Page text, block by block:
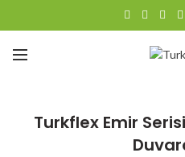
Turkflex Emir